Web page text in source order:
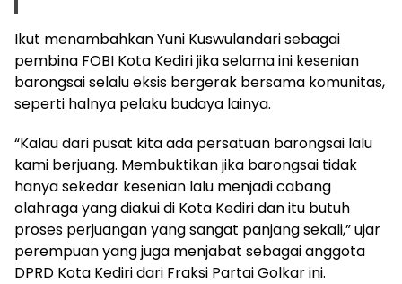
Ikut menambahkan Yuni Kuswulandari sebagai
pembina FOBI Kota Kediri jika selama ini kesenian
barongsai selalu eksis bergerak bersama komunitas,
seperti halnya pelaku budaya lainya.
“Kalau dari pusat kita ada persatuan barongsai lalu
kami berjuang. Membuktikan jika barongsai tidak
hanya sekedar kesenian lalu menjadi cabang
olahraga yang diakui di Kota Kediri dan itu butuh
proses perjuangan yang sangat panjang sekali,” ujar
perempuan yang juga menjabat sebagai anggota
DPRD Kota Kediri dari Fraksi Partai Golkar ini.